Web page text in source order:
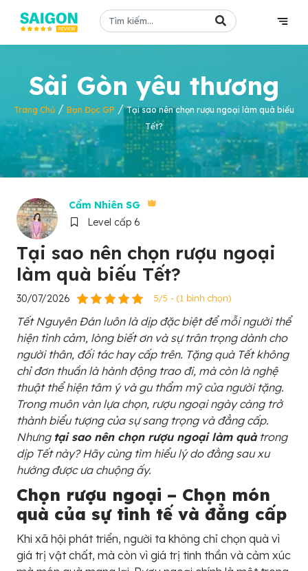
Sài Gòn yêu thương
Trang Chủ / Bạn Đọc GP /Tại sao nên chọn rượu ngoại làm quà biếu
Tết?
Cẩm Nhiên SG
Level cấp 6
Tại sao nên chọn rượu ngoại
làm quà biếu Tết?
30/07/2026 5/5 - (1 bình chọn)
Tết Nguyên Đán luôn là dịp đặc biệt để mỗi người thể
hiện tình cảm, lòng biết ơn và sự trân trọng dành cho
người thân, đối tác hay cấp trên. Tặng quà Tết không
chỉ đơn thuần là hành động trao đi, mà còn là nghệ
thuật thể hiện tâm ý và gu thẩm mỹ của người tặng.
Trong muôn vàn lựa chọn, rượu ngoại ngày càng trở
thành biểu tượng của sự sang trọng và đẳng cấp.
Nhưng tại sao nên chọn rượu ngoại làm quàtrong
dịp Tết này? Hãy cùng tìm hiểu lý do đằng sau xu
hướng được ưa chuộng ấy.
Chọn rượu ngoại – Chọn món
quà của sự tinh tế và đẳng cấp
Khi xã hội phát triển, người ta không chỉ chọn quà vì
giá trị vật chất, mà còn vì giá trị tinh thần và cảm xúc